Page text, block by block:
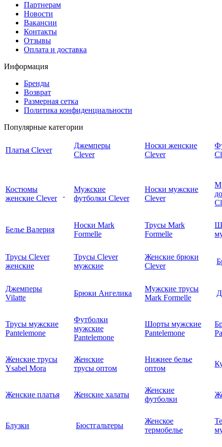
Партнерам
Новости
Вакансии
Контакты
Отзывы
Оплата и доставка
Информация
Бренды
Возврат
Размерная сетка
Политика конфиденциальности
Популярные категории
Платья Clever
Джемперы
Clever
Носки женские
Clever
Костюмы
женские Clever
Мужские
футболки Clever
Носки мужские
Clever
Белье Валерия
Носки Mark
Formelle
Трусы Mark
Formelle
Трусы Clever
женские
Трусы Clever
мужские
Женские брюки
Clever
Джемперы
Vilatte
Брюки Ангелика
Мужские трусы
Mark Formelle
Трусы мужские
Pantelemone
Футболки
мужские
Pantelemone
Шорты мужские
Pantelemone
Женские трусы
Ysabel Mora
Женские
трусы оптом
Нижнее белье
оптом
Женские платья Женские халаты
Женские
футболки
Блузки Бюстгальтеры
Женское
термобелье